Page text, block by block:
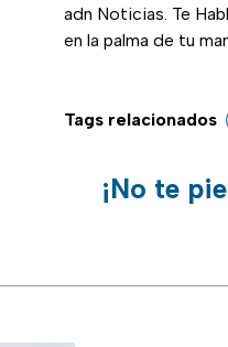
adn Noticias. Te
en la palma de tu
Tags relacionados
¡No te